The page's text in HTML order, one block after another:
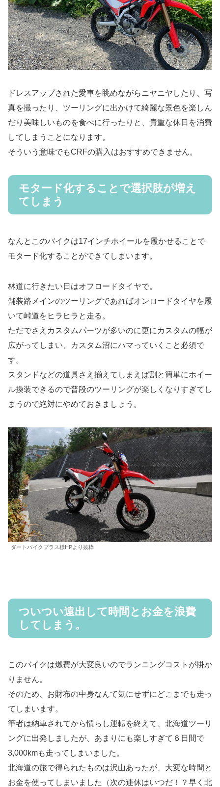
ドレスアップされた愛車を眺めながらニヤニヤしたり、写
真を撮ったり、ツーリングに出かけて綺麗な景色を楽しん
だり美味しいものを食べに行ったりと、貴重な休日を消費
してしまうことになります。
そういう意味でもCRFの購入はおすすめできません。
モタード化することで選択肢が増え
てしまう
なんとこのバイクは17インチホイールを履かせることで
モタード化することができてしまいます。
林道に行きたい日はオフロードタイヤで。
舗装路メインのツーリングであればオンロードタイヤを履
いて峠道をヒラヒラと走る。
ただでさえカスタムパーツが多いのに更にカスタムの幅が
広がってしまい、カスタム沼にハマっていくこと必須で
す。
スタンドなどの道具さえ揃えてしまえば割と簡単にホイー
ル換装できるので普段のツーリングが楽しくなりすぎてし
まうので絶対にやめておきましょう。
ダートバイクプラス様HPより抜粋
ついつい遠出して時間とお金を浪費
してしまう。
このバイクは燃費が大変良いのでランニングコストが掛か
りません。
そのため、お財布の中身なんて気にせずにどこまでも走っ
てしまいます。
筆者は納車されてから慣らし運転を終えて、北海道ツーリ
ングに出発しましたが、あまりにも楽しすぎて６日間で
3,000kmも走ってしまいました。
北海道の旅で得られたものは沢山あったが、大変な時間と
お金を使ってしまいました（次の連休はいつだ！？早く北